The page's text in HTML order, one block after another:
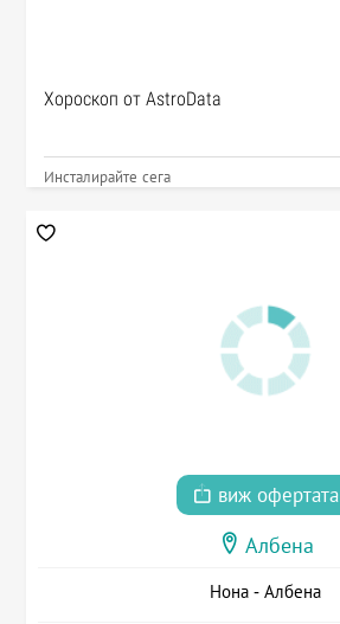
Хороскоп от AstroData
Инсталирайте сега
виж офертата
Албена
Нона - Албена